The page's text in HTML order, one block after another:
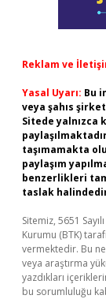
Reklam ve
Yasal Uyarı: Bu
veya şahıs
Sitede yalnızca
taşımamakta
paylaşım
benzerlikleri
taslak
Sitemiz, 5651
Kurumu (BTK)
vermektedir. Bu
veya araştırma
yazdıkları
bu sorumluluğu